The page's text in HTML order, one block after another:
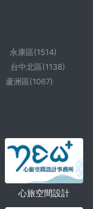
永康區(1514)
台中北區(1138)
蘆洲區(1067)
心旅空間設計